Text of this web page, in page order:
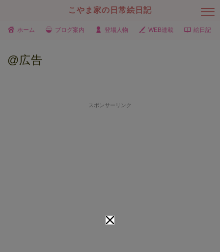
こやま家の日常絵日記
ホーム ブログ案内 登場人物 WEB連載 絵日記
@広告
スポンサーリンク